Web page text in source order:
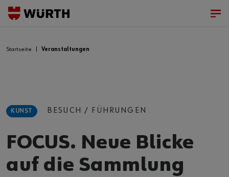
Startseite Veranstaltungen
KUNST BESUCH / FÜHRUNGEN
FOCUS. Neue Blicke
auf die Sammlung